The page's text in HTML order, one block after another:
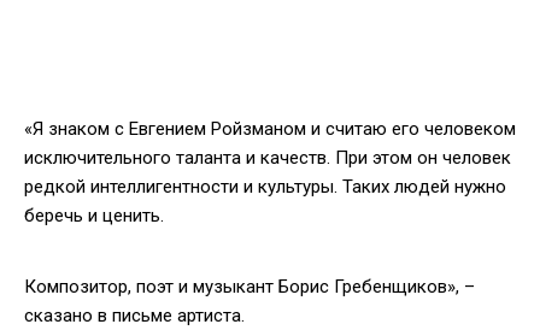
«Я знаком с Евгением Ройзманом и считаю его человеком
исключительного таланта и качеств. При этом он человек
редкой интеллигентности и культуры. Таких людей нужно
беречь и ценить.
Композитор, поэт и музыкант Борис Гребенщиков», –
сказано в письме артиста.